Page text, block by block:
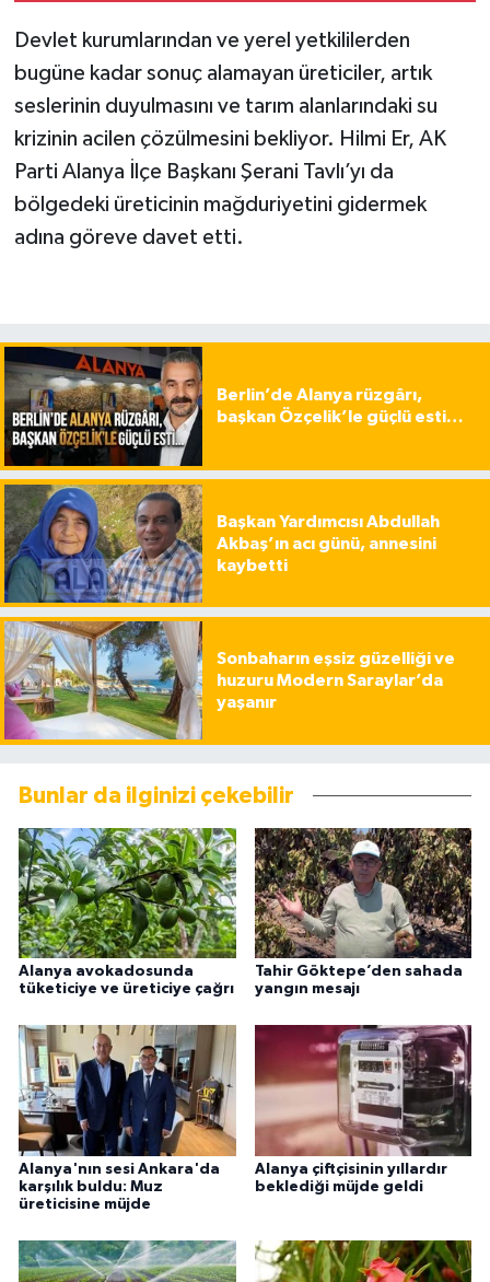
Devlet kurumlarından ve yerel yetkililerden
bugüne kadar sonuç alamayan üreticiler, artık
seslerinin duyulmasını ve tarım alanlarındaki su
krizinin acilen çözülmesini bekliyor. Hilmi Er, AK
Parti Alanya İlçe Başkanı Şerani Tavlı’yı da
bölgedeki üreticinin mağduriyetini gidermek
adına göreve davet etti.
Berlin’de Alanya rüzgârı,
başkan Özçelik’le güçlü esti…
Başkan Yardımcısı Abdullah
Akbaş’ın acı günü, annesini
kaybetti
Sonbaharın eşsiz güzelliği ve
huzuru Modern Saraylar’da
yaşanır
Bunlar da ilginizi çekebilir
Alanya avokadosunda
tüketiciye ve üreticiye çağrı
Tahir Göktepe’den sahada
yangın mesajı
Alanya'nın sesi Ankara'da
karşılık buldu: Muz
üreticisine müjde
Alanya çiftçisinin yıllardır
beklediği müjde geldi